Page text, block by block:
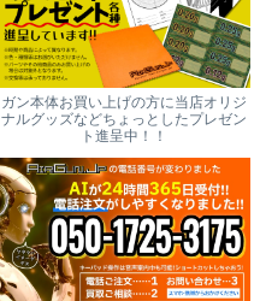
ガン本体お買い上げの方に当店オリジ
ナルグッズなどちょっとしたプレゼン
ト進呈中！！